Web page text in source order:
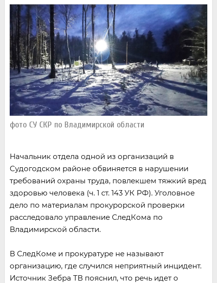
фото СУ СКР по Владимирской области
Начальник отдела одной из организаций в
Судогодском районе обвиняется в нарушении
требований охраны труда, повлекшем тяжкий вред
здоровью человека (ч. 1 ст. 143 УК РФ). Уголовное
дело по материалам прокурорской проверки
расследовало управление СледКома по
Владимирской области.
В СледКоме и прокуратуре не называют
организацию, где случился неприятный инцидент.
Источник Зебра ТВ пояснил, что речь идет о